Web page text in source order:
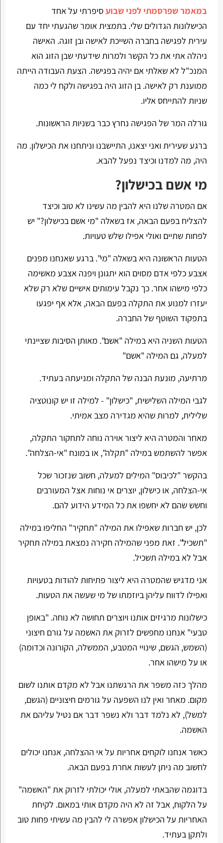
במאמר שפרסמתי לפני שבועסיפרתי על אחד
הכישלונות הגדולים שלי. בתמצית אומר שהגעתי יחד עם
עירית לפגישה בחברה השייכת לאישה ובן זוגה. האישה
ניהלה אתי את כל הקשר ולמרות שידעתי שבן הזוג הוא
המנכ"ל לא שאלתי אם יהיה בפגישה. הצעת העבודה הייתה
ממוענת רק לאישה. בן הזוג היה בפגישה ולקח לי כמה
שניות להתייחס אליו.
גורלה המר של הפגישה נחרץ כבר בשניות הראשונות.
ברגע שעירית ואני יצאנו, התיישבנו וניתחנו את הכישלון. מה
היה, מה למדנו וכיצד נפעל להבא.
מי אשם בכישלון?
אם המטרה שלנו היא להבין מה עשינו לא טוב וכיצד
להצליח בפעם הבאה, אז בשאלה "מי אשם בכישלון?" יש
לפחות שתיים ואולי אפילו שלש טעויות.
הטעות הראשונה היא בשאלה "מי". ברגע שאנחנו מפנים
אצבע כלפי אדם מסוים הוא יתגונן ויפנה אצבע מאשימה
כלפי מישהו אחר. כך נקבל עימותים אישיים שלא רק שלא
יעזרו למנוע את התקלה בפעם הבאה, אלא אף יפגעו
בתפקוד השוטף של החברה.
הטעות השניה היא במילה "אשם". מאותן הסיבות שציינתי
למעלה, גם המילה "אשם"
מרתיעה, מונעת הבנה של התקלה ומניעתה בעתיד.
לגבי המילה השלישית, "כישלון" - למילה זו יש קונוטציה
שלילית, למרות שהיא מגדירה מצב אמיתי.
מאחר והמטרה היא ליצור אוירה נוחה לתחקור התקלה,
אפשר להשתמש במילה "תקלה", או במונח "אי-הצלחה".
בהקשר "לכיבוס" המילים למעלה, חשוב שנזכור שכל
אי-הצלחה, או כישלון, יוצרים אי נוחות אצל המעורבים
וחשש שהם לא יחשפו את כל המידע הידוע להם.
לכן, יש חברות שאפילו את המילה "תחקיר" החליפו במילה
"תשכיל". זאת מפני שהמילה חקירה נמצאת במילה תחקיר
אבל לא במילה תשכיל.
אני מדגיש שהמטרה היא ליצור פתיחות להודות בטעויות
ואפילו לדווח עליהן ביוזמתו של מי שעשה את הטעות.
כישלונות מרגיזים אותנו ויוצרים תחושה לא נוחה. "באופן
טבעי" אנחנו מחפשים לזרוק את האשמה על גורם חיצוני
(השמש, הגשם, שינויי המטבע, הממשלה, הקורונה וכדומה)
או על מישהו אחר.
מהלך כזה משפר את הרגשתנו אבל לא מקדם אותנו לשום
מקום. מאחר ואין לנו השפעה על גורמים חיצוניים (הגשם,
למשל), לא נלמד דבר ולא נשפר דבר אם נטיל עליהם את
האשמה.
כאשר אנחנו לוקחים אחריות על אי ההצלחה, אנחנו יכולים
לחשוב מה ניתן לעשות אחרת בפעם הבאה.
בדוגמה שהבאתי למעלה, אולי יכולתי לזרוק את "האשמה"
על הלקוח, אבל זה לא היה מקדם אותי במאום. לקיחת
האחריות על הכישלון אפשרה לי להבין מה עשיתי פחות טוב
ולתקן בעתיד.